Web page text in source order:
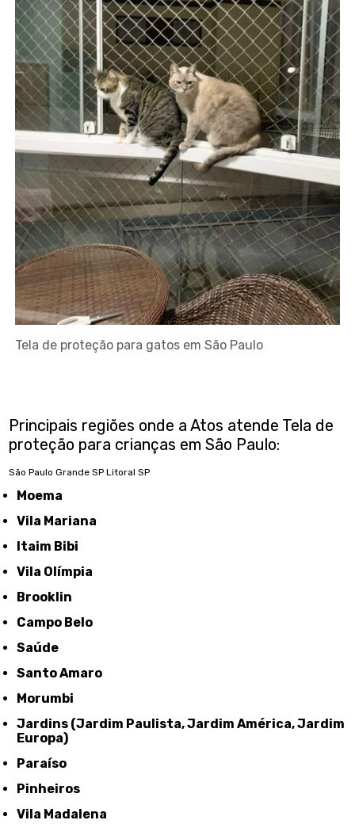
Tela de proteção para gatos em São Paulo
Principais regiões onde a Atos atende Tela de
proteção para crianças em São Paulo:
São Paulo Grande SP Litoral SP
Moema
Vila Mariana
Itaim Bibi
Vila Olímpia
Brooklin
Campo Belo
Saúde
Santo Amaro
Morumbi
Jardins (Jardim Paulista, Jardim América, Jardim
Europa)
Paraíso
Pinheiros
Vila Madalena